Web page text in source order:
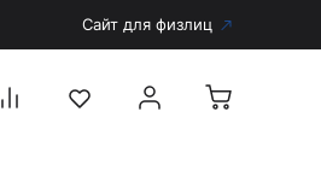
Сайт для физлиц